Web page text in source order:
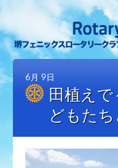
6月 9日
田植え
どもた